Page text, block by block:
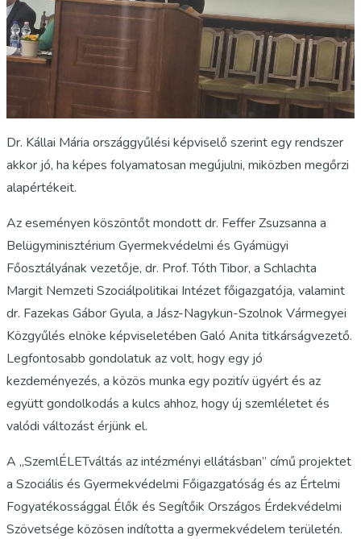
Dr. Kállai Mária országgyűlési képviselő szerint egy rendszer
akkor jó, ha képes folyamatosan megújulni, miközben megőrzi
alapértékeit.
Az eseményen köszöntőt mondott dr. Feffer Zsuzsanna a
Belügyminisztérium Gyermekvédelmi és Gyámügyi
Főosztályának vezetője, dr. Prof. Tóth Tibor, a Schlachta
Margit Nemzeti Szociálpolitikai Intézet főigazgatója, valamint
dr. Fazekas Gábor Gyula, a Jász-Nagykun-Szolnok Vármegyei
Közgyűlés elnöke képviseletében Galó Anita titkárságvezető.
Legfontosabb gondolatuk az volt, hogy egy jó
kezdeményezés, a közös munka egy pozitív ügyért és az
együtt gondolkodás a kulcs ahhoz, hogy új szemléletet és
valódi változást érjünk el.
A „SzemlÉLETváltás az intézményi ellátásban” című projektet
a Szociális és Gyermekvédelmi Főigazgatóság és az Értelmi
Fogyatékossággal Élők és Segítőik Országos Érdekvédelmi
Szövetsége közösen indította a gyermekvédelem területén.